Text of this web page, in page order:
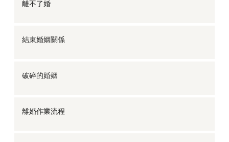
離不了婚
結束婚姻關係
破碎的婚姻
離婚作業流程